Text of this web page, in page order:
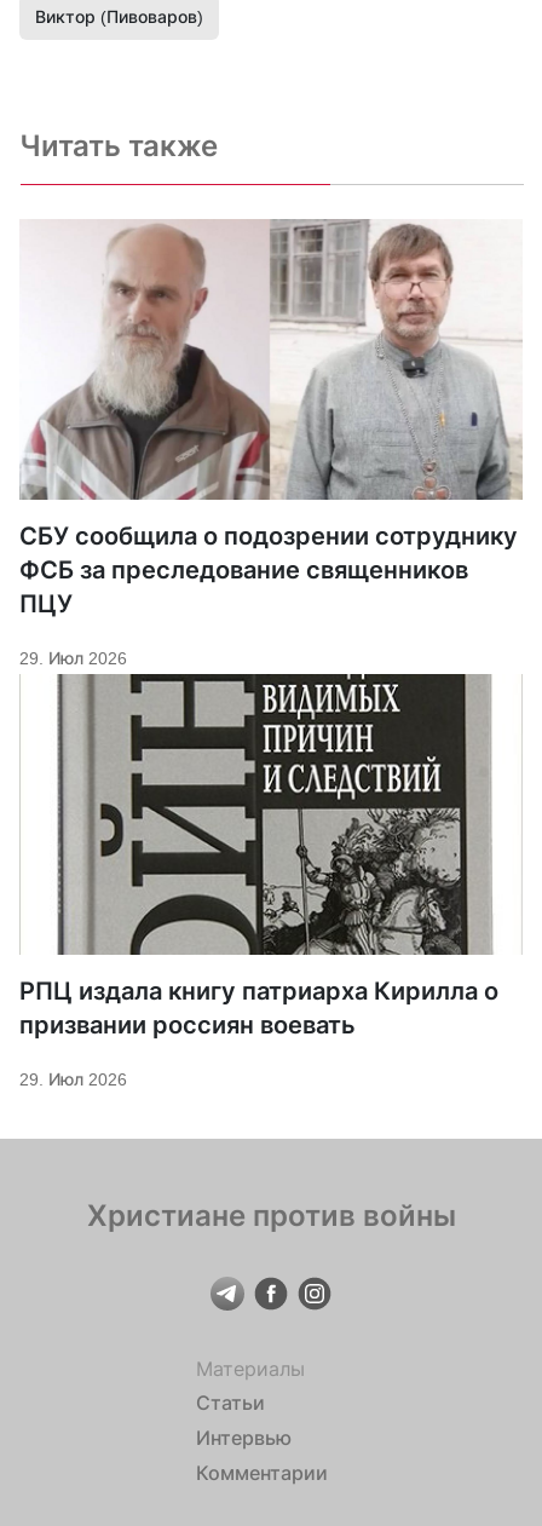
Виктор (Пивоваров)
Читать также
СБУ сообщила о подозрении сотруднику
ФСБ за преследование священников
ПЦУ
29. Июл 2026
РПЦ издала книгу патриарха Кирилла о
призвании россиян воевать
29. Июл 2026
Христиане против войны
Материалы
Статьи
Интервью
Комментарии